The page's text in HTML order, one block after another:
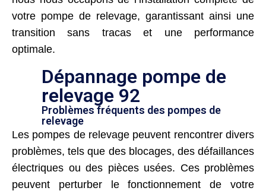
votre pompe de relevage, garantissant ainsi une
transition sans tracas et une performance
optimale.
Dépannage pompe de
relevage 92
Problèmes fréquents des pompes de
relevage
Les pompes de relevage peuvent rencontrer divers
problèmes, tels que des blocages, des défaillances
électriques ou des pièces usées. Ces problèmes
peuvent perturber le fonctionnement de votre